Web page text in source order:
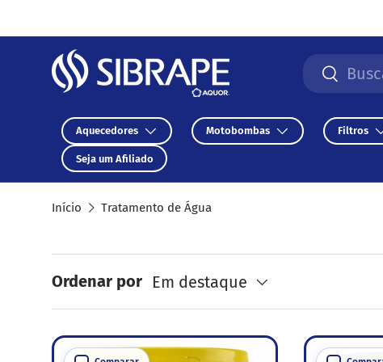
Ir para o conteúdo
Pesquisar
Aquecedores Motobombas Filtros
Seja um Afiliado
Início Tratamento de Água
Ordenar por Em destaque